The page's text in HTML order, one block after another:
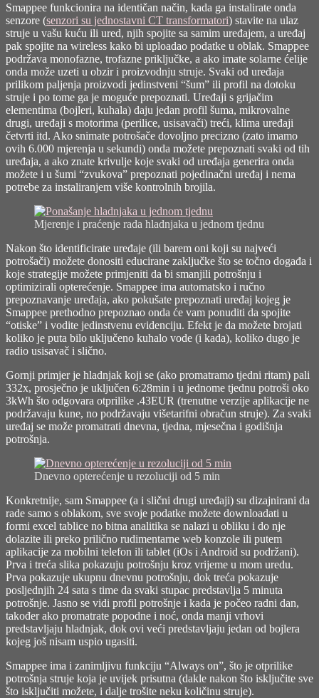
Smappee funkcionira na identičan način, kada ga instalirate onda
senzore (senzori su jednostavni CT transformatori) stavite na ulaz
struje u vašu kuću ili ured, njih spojite sa samim uređajem, a uređaj
pak spojite na wireless kako bi uploadao podatke u oblak. Smappee
podržava monofazne, trofazne priključke, a ako imate solarne ćelije
onda može uzeti u obzir i proizvodnju struje. Svaki od uređaja
prilikom paljenja proizvodi jedinstveni “šum” ili profil na dotoku
struje i po tome ga je moguće prepoznati. Uređaji s grijačim
elementima (bojleri, kuhala) daju jedan profil šuma, mikrovalne
drugi, uređaji s motorima (perilice, usisavači) treći, klima uređaji
četvrti itd. Ako snimate potrošače dovoljno precizno (zato imamo
ovih 6.000 mjerenja u sekundi) onda možete prepoznati svaki od tih
uređaja, a ako znate krivulje koje svaki od uređaja generira onda
možete i u šumi “zvukova” prepoznati pojedinačni uređaj i nema
potrebe za instaliranjem više kontrolnih brojila.
Mjerenje i praćenje rada hladnjaka u jednom tjednu
Nakon što identificirate uređaje (ili barem oni koji su najveći
potrošači) možete donositi educirane zaključke što se točno događa i
koje strategije možete primjeniti da bi smanjili potrošnju i
optimizirali opterećenje. Smappee ima automatsko i ručno
prepoznavanje uređaja, ako pokušate prepoznati uređaj kojeg je
Smappee prethodno prepoznao onda će vam ponuditi da spojite
“otiske” i vodite jedinstvenu evidenciju. Efekt je da možete brojati
koliko je puta bilo uključeno kuhalo vode (i kada), koliko dugo je
radio usisavač i slično.
Gornji primjer je hladnjak koji se (ako promatramo tjedni ritam) pali
332x, prosječno je uključen 6:28min i u jednome tjednu potroši oko
3kWh što odgovara otprilike .43EUR (trenutne verzije aplikacije ne
podržavaju kune, no podržavaju višetarifni obračun struje). Za svaki
uređaj se može promatrati dnevna, tjedna, mjesečna i godišnja
potrošnja.
Dnevno opterećenje u rezoluciji od 5 min
Konkretnije, sam Smappee (a i slični drugi uređaji) su dizajnirani da
rade samo s oblakom, sve svoje podatke možete downloadati u
formi excel tablice no bitna analitika se nalazi u obliku i do nje
dolazite ili preko prilično rudimentarne web konzole ili putem
aplikacije za mobilni telefon ili tablet (iOs i Android su podržani).
Prva i treća slika pokazuju potrošnju kroz vrijeme u mom uredu.
Prva pokazuje ukupnu dnevnu potrošnju, dok treća pokazuje
posljednjih 24 sata s time da svaki stupac predstavlja 5 minuta
potrošnje. Jasno se vidi profil potrošnje i kada je počeo radni dan,
također ako promatrate popodne i noć, onda manji vrhovi
predstavljaju hladnjak, dok ovi veći predstavljaju jedan od bojlera
kojeg još nisam uspio ugasiti.
Smappee ima i zanimljivu funkciju “Always on”, što je otprilike
potrošnja struje koja je uvijek prisutna (dakle nakon što isključite sve
što isključiti možete, i dalje trošite neku količinu struje).